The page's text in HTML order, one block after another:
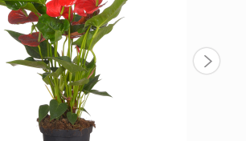
СВАДЕБНАЯ ФЛОРИСТИКА
КОМНАТНЫЕ РАСТЕНИЯ
ГОРШКИ И КАШПО
ГРУНТЫ И УДОБРЕНИЯ